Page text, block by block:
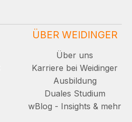
ÜBER WEIDINGER
Über uns
Karriere bei Weidinger
Ausbildung
Duales Studium
wBlog - Insights & mehr